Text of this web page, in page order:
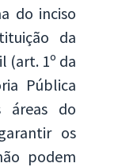
do inciso
da
(art. 1º da
Pública
áreas do
os
podem